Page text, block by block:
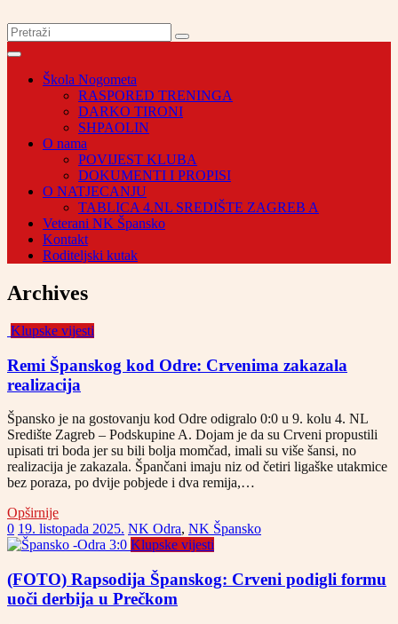
Škola Nogometa
RASPORED TRENINGA
DARKO TIRONI
SHPAOLIN
O nama
POVIJEST KLUBA
DOKUMENTI I PROPISI
O NATJECANJU
TABLICA 4.NL SREDIŠTE ZAGREB A
Veterani NK Špansko
Kontakt
Roditeljski kutak
Archives
Klupske vijesti
Remi Španskog kod Odre: Crvenima zakazala
realizacija
Špansko je na gostovanju kod Odre odigralo 0:0 u 9. kolu 4. NL
Središte Zagreb – Podskupine A. Dojam je da su Crveni propustili
upisati tri boda jer su bili bolja momčad, imali su više šansi, no
realizacija je zakazala. Špančani imaju niz od četiri ligaške utakmice
bez poraza, po dvije pobjede i dva remija,…
Opširnije
0 19. listopada 2025. NK Odra, NK Špansko
Klupske vijesti
(FOTO) Rapsodija Španskog: Crveni podigli formu
uoči derbija u Prečkom